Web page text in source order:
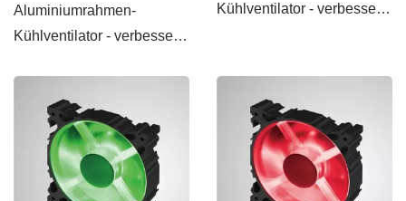
Aluminiumrahmen-
Kühlventilator - verbesserte
Kühlventilator - verbesserte